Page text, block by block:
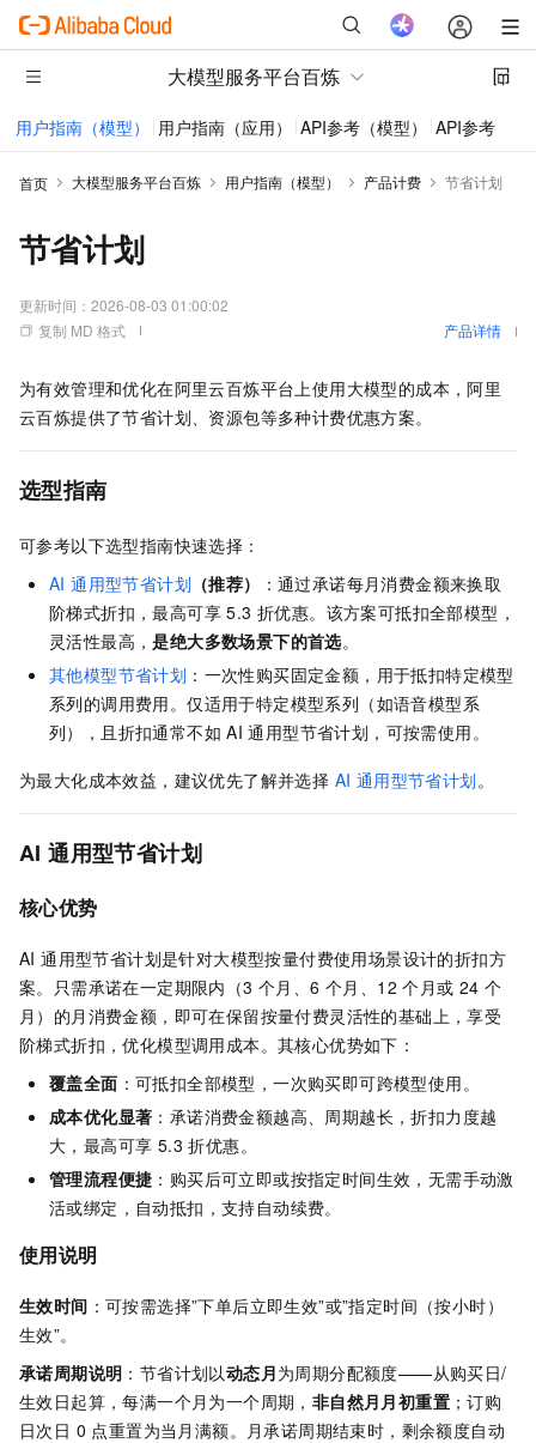
大模型服务平台百炼
用户指南（模型） 用户指南（应用） API参考（模型） API参考（应
首页 大模型服务平台百炼 用户指南（模型） 产品计费 节省计划
节省计划
更新时间： 2026-08-03 01:00:02
复制 MD 格式
产品详情
为有效管理和优化在阿里云百炼平台上使用大模型的成本，阿里
云百炼提供了节省计划、资源包等多种计费优惠方案。
选型指南
可参考以下选型指南快速选择：
AI 通用型节省计划 （推荐）
：通过承诺每月消费金额来换取
阶梯式折扣，最高可享 5.3 折优惠。该方案可抵扣全部模型，
灵活性最高，是绝大多数场景下的首选。
其他模型节省计划 ：一次性购买固定金额，用于抵扣特定模型
系列的调用费用。仅适用于特定模型系列（如语音模型系
列），且折扣通常不如 AI 通用型节省计划，可按需使用。
为最大化成本效益，建议优先了解并选择 AI 通用型节省计划。
AI 通用型节省计划
核心优势
AI 通用型节省计划是针对大模型按量付费使用场景设计的折扣方
案。只需承诺在一定期限内（3 个月、6 个月、12 个月或 24 个
月）的月消费金额，即可在保留按量付费灵活性的基础上，享受
阶梯式折扣，优化模型调用成本。其核心优势如下：
覆盖全面 ：可抵扣全部模型，一次购买即可跨模型使用。
成本优化显著 ：承诺消费金额越高、周期越长，折扣力度越
大，最高可享 5.3 折优惠。
管理流程便捷 ：购买后可立即或按指定时间生效，无需手动激
活或绑定，自动抵扣，支持自动续费。
使用说明
生效时间 ：可按需选择”下单后立即生效”或”指定时间（按小时）
生效”。
承诺周期说明 ：节省计划以动态月为周期分配额度——从购买日/
生效日起算，每满一个月为一个周期， 非自然月月初重置 ；订购
日次日 0 点重置为当月满额。月承诺周期结束时，剩余额度自动